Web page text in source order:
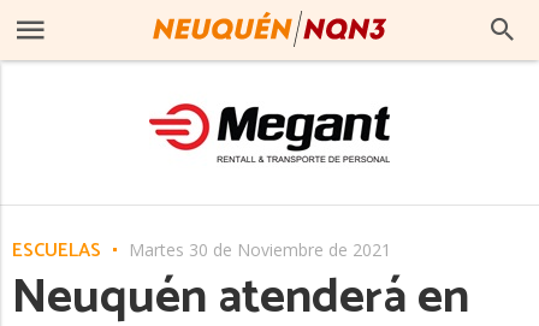
ESCUELAS Martes 30 de Noviembre de 2021
Neuquén atenderá en